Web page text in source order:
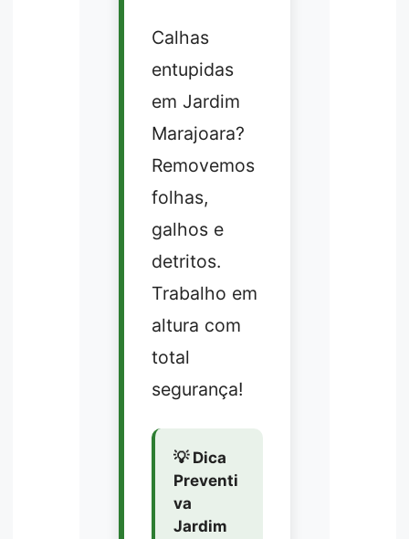
Calhas
entupidas
em Jardim
Marajoara?
Removemos
folhas,
galhos e
detritos.
Trabalho em
altura com
total
segurança!
💡 Dica
Preventi
va
Jardim